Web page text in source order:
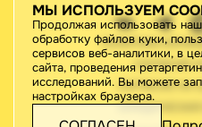
МЫ ИСПОЛЬЗУЕМ
Продолжая использовать
обработку файлов куки,
сервисов веб-аналитики, в
сайта, проведения
исследований. Вы можете
настройках браузера.
ПОЛИТИКА
СОГЛАСИЕ
СОГЛАСИЕ НА